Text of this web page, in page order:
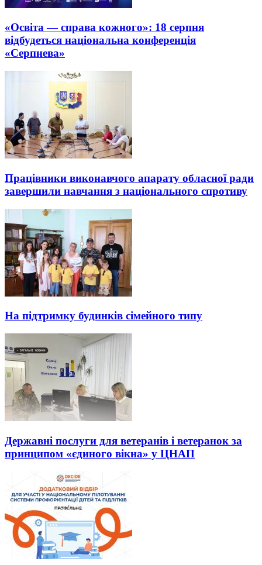
«Освіта — справа кожного»: 18 серпня
відбудеться національна конференція
«Серпнева»
Працівники виконавчого апарату обласної ради
завершили навчання з національного спротиву
На підтримку будинків сімейного типу
Державні послуги для ветеранів і ветеранок за
принципом «єдиного вікна» у ЦНАП